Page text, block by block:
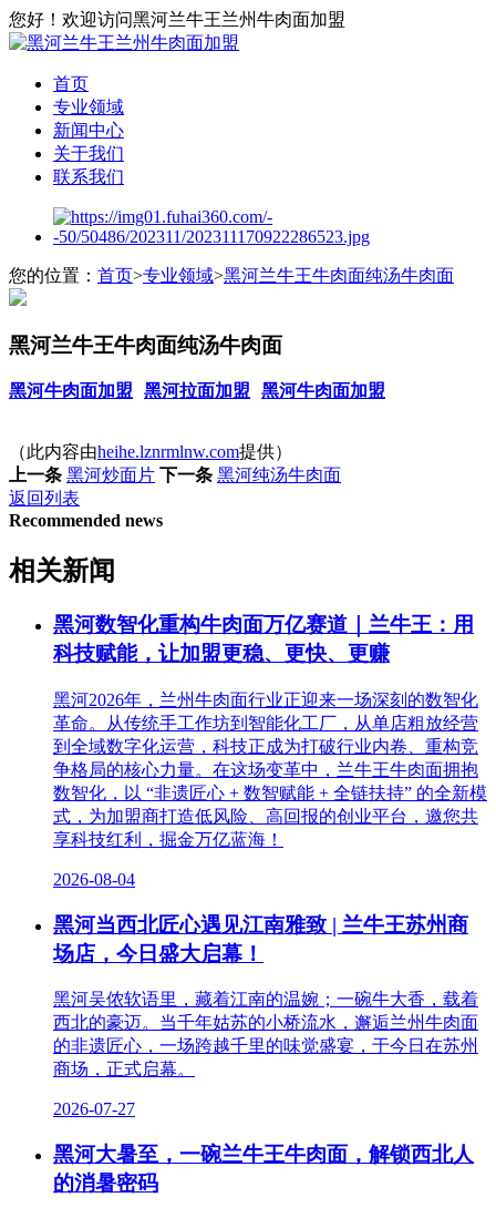
您好！欢迎访问黑河兰牛王兰州牛肉面加盟
首页
专业领域
新闻中心
关于我们
联系我们
您的位置： 首页>专业领域>黑河兰牛王牛肉面纯汤牛肉面
黑河兰牛王牛肉面纯汤牛肉面
黑河牛肉面加盟 黑河拉面加盟 黑河牛肉面加盟
（此内容由heihe.lznrmlnw.com提供）
上一条 黑河炒面片 下一条 黑河纯汤牛肉面
返回列表
Recommended news
相关新闻
黑河数智化重构牛肉面万亿赛道｜兰牛王：用
科技赋能，让加盟更稳、更快、更赚
黑河2026年，兰州牛肉面行业正迎来一场深刻的数智化
革命。从传统手工作坊到智能化工厂，从单店粗放经营
到全域数字化运营，科技正成为打破行业内卷、重构竞
争格局的核心力量。在这场变革中，兰牛王牛肉面拥抱
数智化，以 “非遗匠心 + 数智赋能 + 全链扶持” 的全新模
式，为加盟商打造低风险、高回报的创业平台，邀您共
享科技红利，掘金万亿蓝海！
2026-08-04
黑河当西北匠心遇见江南雅致 | 兰牛王苏州商
场店，今日盛大启幕！
黑河吴侬软语里，藏着江南的温婉；一碗牛大香，载着
西北的豪迈。当千年姑苏的小桥流水，邂逅兰州牛肉面
的非遗匠心，一场跨越千里的味觉盛宴，于今日在苏州
商场，正式启幕。
2026-07-27
黑河大暑至，一碗兰牛王牛肉面，解锁西北人
的消暑密码